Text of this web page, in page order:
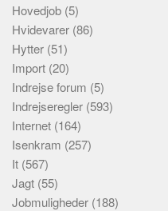
Hovedjob (5)
Hvidevarer (86)
Hytter (51)
Import (20)
Indrejse forum (5)
Indrejseregler (593)
Internet (164)
Isenkram (257)
It (567)
Jagt (55)
Jobmuligheder (188)